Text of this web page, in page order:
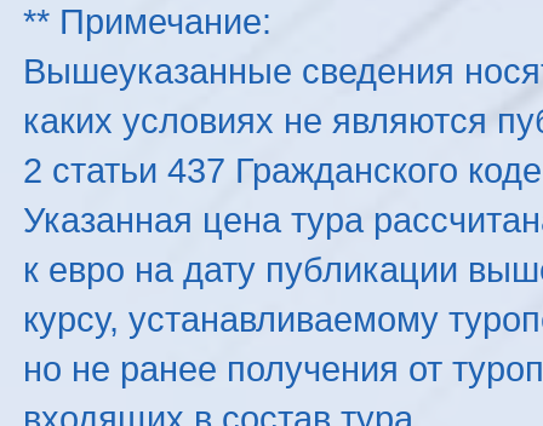
** Примечание:
Вышеуказанные сведения
каких условиях не являются
2 статьи 437 Гражданского
Указанная цена тура
к евро на дату публикации
курсу, устанавливаемому
но не ранее получения от